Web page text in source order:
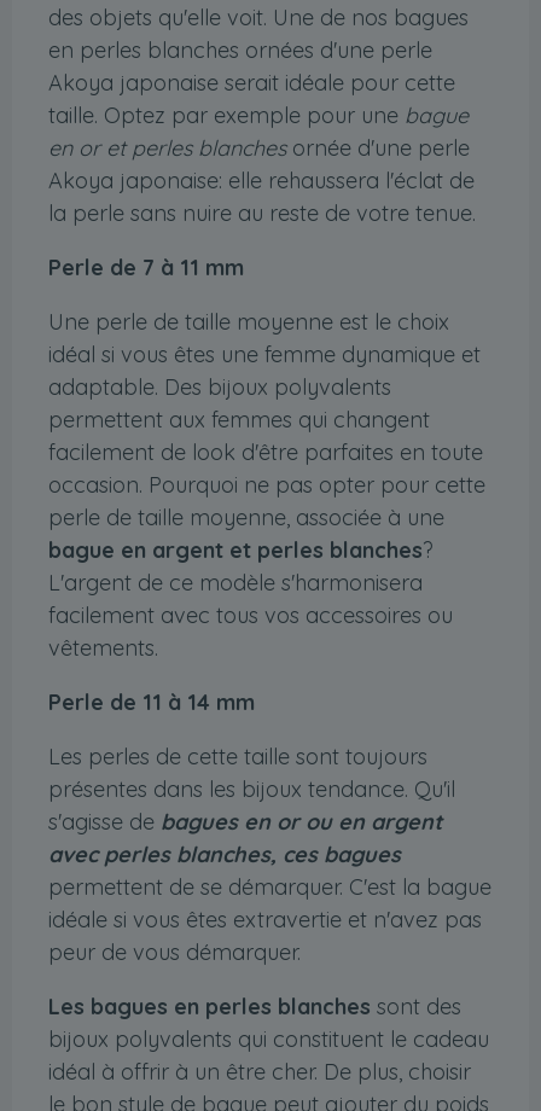
des objets qu'elle voit. Une de nos bagues
en perles blanches ornées d'une perle
Akoya japonaise serait idéale pour cette
taille. Optez par exemple pour une bague
en or et perles blanchesornée d'une perle
Akoya japonaise: elle rehaussera l'éclat de
la perle sans nuire au reste de votre tenue.
Perle de 7 à 11 mm
Une perle de taille moyenne est le choix
idéal si vous êtes une femme dynamique et
adaptable. Des bijoux polyvalents
permettent aux femmes qui changent
facilement de look d'être parfaites en toute
occasion. Pourquoi ne pas opter pour cette
perle de taille moyenne, associée à une
bague en argent et perles blanches?
L'argent de ce modèle s'harmonisera
facilement avec tous vos accessoires ou
vêtements.
Perle de 11 à 14 mm
Les perles de cette taille sont toujours
présentes dans les bijoux tendance. Qu'il
s'agisse de bagues en or ou en argent
avec perles blanches, ces bagues
permettent de se démarquer. C'est la bague
idéale si vous êtes extravertie et n'avez pas
peur de vous démarquer.
Les bagues en perles blanches sont des
bijoux polyvalents qui constituent le cadeau
idéal à offrir à un être cher. De plus, choisir
le bon style de bague peut ajouter du poids